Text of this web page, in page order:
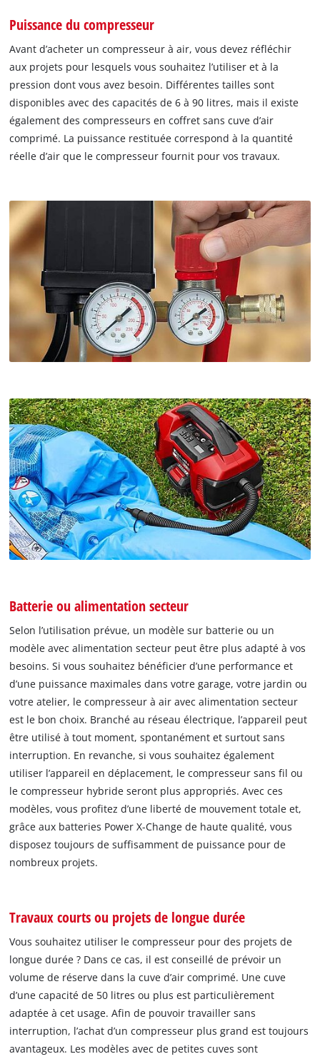
Puissance du compresseur
Avant d’acheter un compresseur à air, vous devez réfléchir
aux projets pour lesquels vous souhaitez l’utiliser et à la
pression dont vous avez besoin. Différentes tailles sont
disponibles avec des capacités de 6 à 90 litres, mais il existe
également des compresseurs en coffret sans cuve d’air
comprimé. La puissance restituée correspond à la quantité
réelle d’air que le compresseur fournit pour vos travaux.
Batterie ou alimentation secteur
Selon l’utilisation prévue, un modèle sur batterie ou un
modèle avec alimentation secteur peut être plus adapté à vos
besoins. Si vous souhaitez bénéficier d’une performance et
d’une puissance maximales dans votre garage, votre jardin ou
votre atelier, le compresseur à air avec alimentation secteur
est le bon choix. Branché au réseau électrique, l’appareil peut
être utilisé à tout moment, spontanément et surtout sans
interruption. En revanche, si vous souhaitez également
utiliser l’appareil en déplacement, le compresseur sans fil ou
le compresseur hybride seront plus appropriés. Avec ces
modèles, vous profitez d’une liberté de mouvement totale et,
grâce aux batteries Power X-Change de haute qualité, vous
disposez toujours de suffisamment de puissance pour de
nombreux projets.
Travaux courts ou projets de longue durée
Vous souhaitez utiliser le compresseur pour des projets de
longue durée ? Dans ce cas, il est conseillé de prévoir un
volume de réserve dans la cuve d’air comprimé. Une cuve
d’une capacité de 50 litres ou plus est particulièrement
adaptée à cet usage. Afin de pouvoir travailler sans
interruption, l’achat d’un compresseur plus grand est toujours
avantageux. Les modèles avec de petites cuves sont